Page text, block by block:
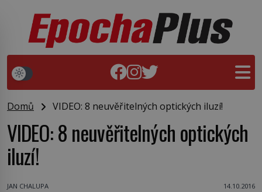
Domů VIDEO: 8 neuvěřitelných optických iluzí!
VIDEO: 8 neuvěřitelných optických
iluzí!
JAN CHALUPA 14.10.2016